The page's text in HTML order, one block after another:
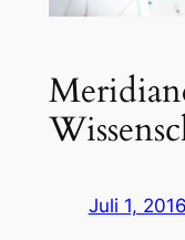
Juli 1, 2016